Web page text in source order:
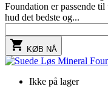
Foundation er passende
hud det bedste og...
 KØB NÅ
Ikke på lager